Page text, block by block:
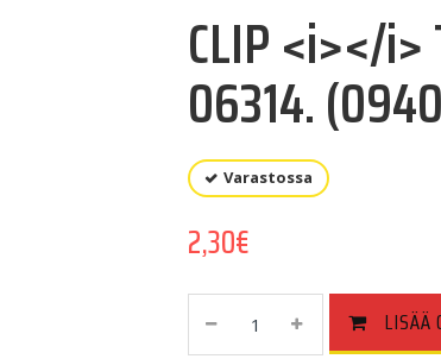
CLIP <i></
06314.
Varastossa
2,30€
LISÄÄ